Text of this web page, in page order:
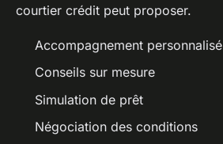
courtier crédit peut proposer.
Accompagnement personnalisé
Conseils sur mesure
Simulation de prêt
Négociation des conditions